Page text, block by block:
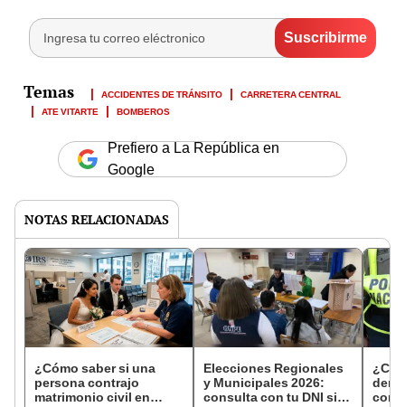
ACCIDENTES DE TRÁNSITO
CARRETERA CENTRAL
ATE VITARTE
BOMBEROS
Prefiero a La República en
Google
NOTAS RELACIONADAS
¿Cómo saber si una
persona contrajo
matrimonio civil en
Elecciones Regionales
y Municipales 2026:
consulta con tu DNI si
con